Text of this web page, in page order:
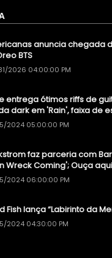
anuncia chegada
BTS
2026 04:00:00 PM
entrega ótimos riffs de
dark em 'Rain', faixa de
2024 05:00:00 PM
faz parceria com
Wreck Coming'; Ouça
2024 06:00:00 PM
Fish lança “Labirinto da
2024 04:30:00 PM